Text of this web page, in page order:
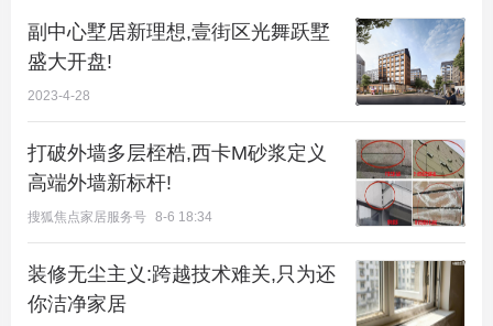
（意向图）
街区500米步行生活圈 跃然美好
想要的生活就在家楼下。
金地|北京壹街植入国际先进的BLOCK街区设计理
念，通过500米*600米十字轴街道，八大复合地块，
商业与住宅有机排布，串联了约3500㎡商业中心、约
2200㎡地下商街、幼儿园、街心公园、口袋花园等复
副中心墅居新理想,壹街区光舞跃墅
盛大开盘!
2023-4-28
打破外墙多层桎梏,西卡M砂浆定义
高端外墙新标杆!
搜狐焦点家居服务号 8-6 18:34
装修无尘主义:跨越技术难关,只为还
你洁净家居